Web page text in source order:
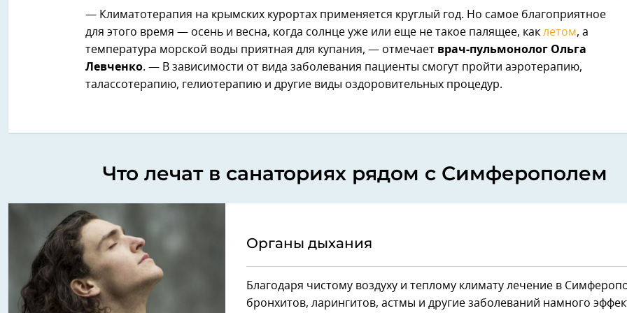
— Климатотерапия на крымских курортах применяется круглый год. Но самое благоприятное
для этого время — осень и весна, когда солнце уже или еще не такое палящее, как летом, а
температура морской воды приятная для купания, — отмечает врач-пульмонолог Ольга
Левченко. — В зависимости от вида заболевания пациенты смогут пройти аэротерапию,
талассотерапию, гелиотерапию и другие виды оздоровительных процедур.
Что лечат в санаториях рядом с Симферополем
Органы дыхания
Благодаря чистому воздуху и теплому климату лечение в
бронхитов, ларингитов, астмы и другие заболеваний намного